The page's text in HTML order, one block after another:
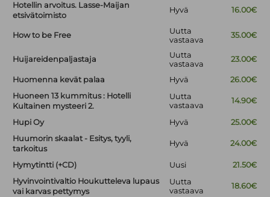
Hotellin arvoitus. Lasse-Maijan
etsivätoimisto
Hyvä 16.00€
How to be Free
Uutta
vastaava
35.00€
Huijareidenpaljastaja
Uutta
vastaava
23.00€
Huomenna kevät palaa Hyvä
26.00€
Huoneen 13 kummitus : Hotelli
Kultainen mysteeri 2.
Uutta
vastaava
14.90€
Hupi Oy Hyvä
25.00€
Huumorin skaalat - Esitys, tyyli,
tarkoitus
Hyvä 24.00€
Hymytintti (+CD) Uusi
21.50€
Hyvinvointivaltio Houkutteleva lupaus
vai karvas pettymys
Uutta
vastaava
18.60€